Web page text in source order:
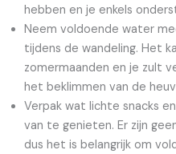
hebben en je enkels
Neem voldoende water
tijdens de wandeling. Het
zomermaanden en je zult
het beklimmen van de
Verpak wat lichte snacks
van te genieten. Er zijn
dus het is belangrijk om